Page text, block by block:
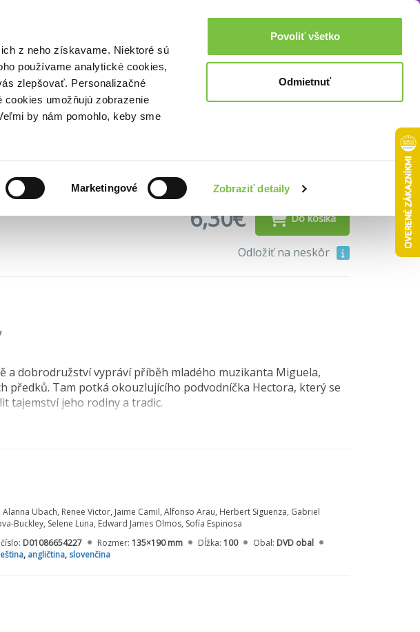
z neho získavame. Niektoré sú
používame analytické cookies,
zlepšovať. Personalizačné
umožňujú zobrazenie
by nám pomohlo, keby sme
Marketingové Zobraziť detaily
Povoliť všetko
Odmietnuť
Prihlásenie 0,00€
Akcie a zľavy
DVD (7,99€) DVD (7,99€)
6,30€ Do košíka
Odložiť na neskôr
a dobrodružství vypráví příběh mladého muzikanta Miguela,
předků. Tam potká okouzlujícího podvodníčka Hectora, který se
tajemství jeho rodiny a tradic.
Ubach, Renee Victor, Jaime Camil, Alfonso Arau, Herbert Siguenza, Gabriel
Buckley, Selene Luna, Edward James Olmos, Sofía Espinosa
D01086654227 Rozmer: 135×190 mm Dĺžka: 100 Obal: DVD obal
, angličtina, slovenčina